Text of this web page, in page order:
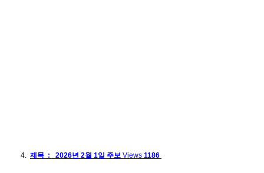
제목 : 2026년 2월 1일 주보 Views 1186